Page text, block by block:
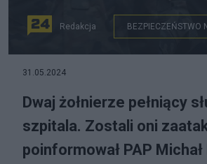
Redakcja BEZPIECZEŃSTWO
31.05.2024
Dwaj żołnierze pełniący
szpitala. Zostali oni
poinformował PAP